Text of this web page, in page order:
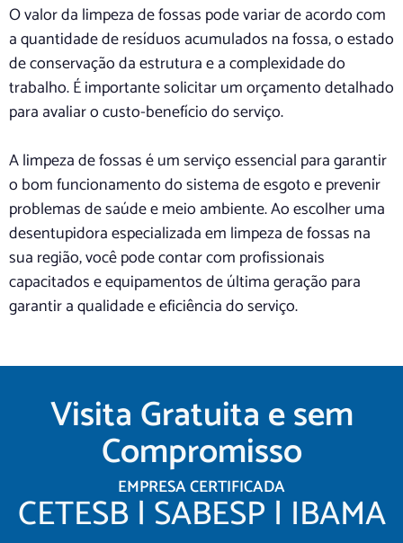
O valor da limpeza de fossas pode variar de acordo com
a quantidade de resíduos acumulados na fossa, o estado
de conservação da estrutura e a complexidade do
trabalho. É importante solicitar um orçamento detalhado
para avaliar o custo-benefício do serviço.
A limpeza de fossas é um serviço essencial para garantir
o bom funcionamento do sistema de esgoto e prevenir
problemas de saúde e meio ambiente. Ao escolher uma
desentupidora especializada em limpeza de fossas na
sua região, você pode contar com profissionais
capacitados e equipamentos de última geração para
garantir a qualidade e eficiência do serviço.
Visita Gratuita e sem
Compromisso
EMPRESA CERTIFICADA
CETESB | SABESP | IBAMA